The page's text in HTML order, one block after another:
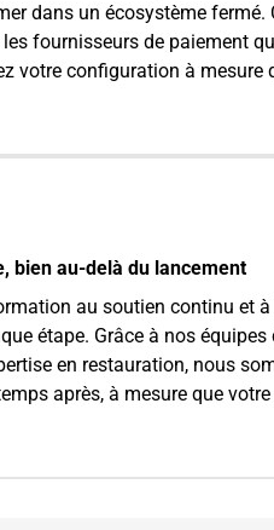
dans un écosystème fermé.
fournisseurs de paiement
votre configuration à mesure
bien au-delà du lancement
au soutien continu et à
étape. Grâce à nos équipes
en restauration, nous
après, à mesure que